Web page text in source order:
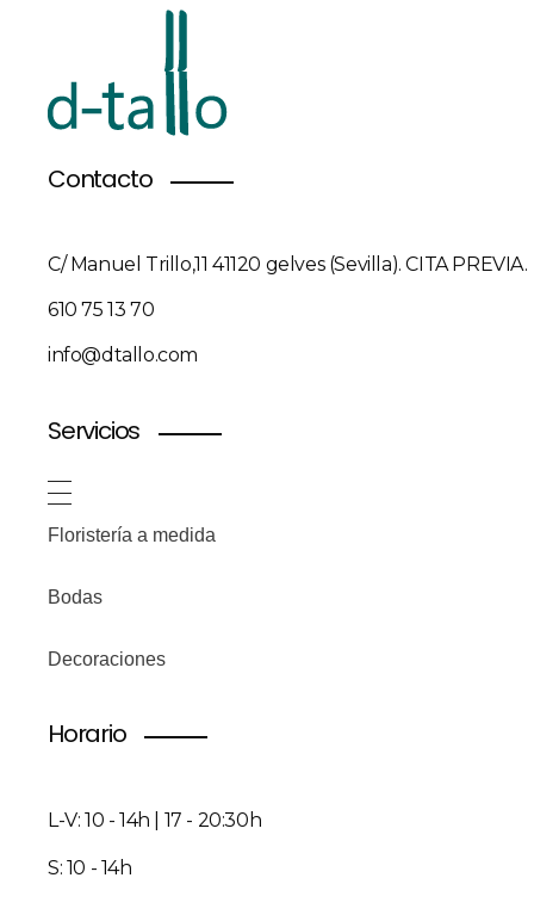
Contacto
C/ Manuel Trillo,11 41120 gelves (Sevilla). CITA PREVIA.
610 75 13 70
info@dtallo.com
Servicios
Floristería a medida
Bodas
Decoraciones
Horario
L-V: 10 - 14h | 17 - 20:30h
S: 10 - 14h